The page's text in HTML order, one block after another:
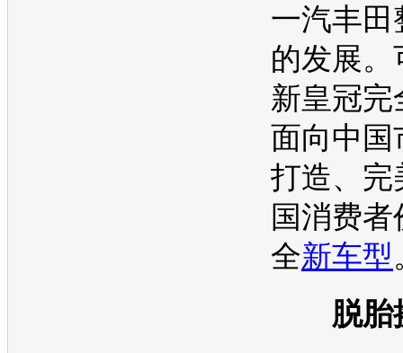
一汽丰田
的发展。
新皇冠完
面向中国
打造、完
国消费
全新车型
脱胎